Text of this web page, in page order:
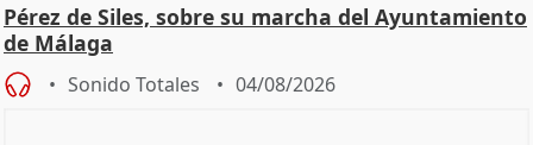
Pérez de Siles, sobre su marcha del Ayuntamiento
de Málaga
Sonido Totales 04/08/2026